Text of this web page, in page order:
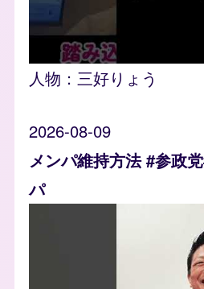
人物： 三好りょう
2026-08-09
メンパ維持方法 #参政
パ